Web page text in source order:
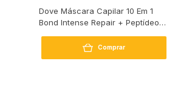
Dove Máscara Capilar 10 Em 1
Bond Intense Repair + Peptídeo
Comprar